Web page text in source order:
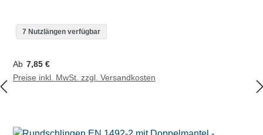
7 Nutzlängen verfügbar
Regulärer Preis:
Ab 7,85 €
Preise inkl. MwSt. zzgl. Versandkosten